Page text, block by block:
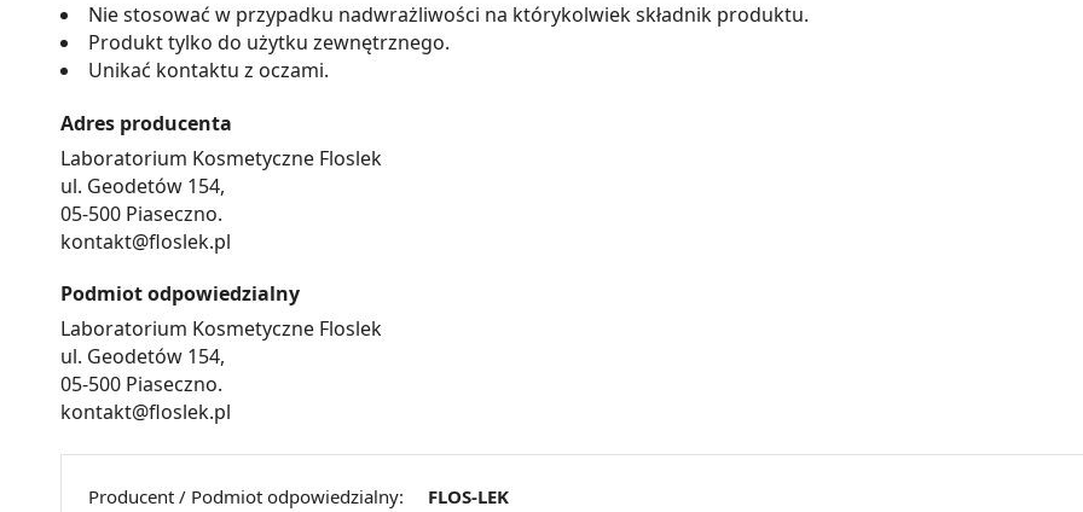
Nie stosować w przypadku nadwrażliwości na którykolwiek składnik produktu.
Produkt tylko do użytku zewnętrznego.
Unikać kontaktu z oczami.
Adres producenta
Laboratorium Kosmetyczne Floslek
ul. Geodetów 154,
05-500 Piaseczno.
kontakt@floslek.pl
Podmiot odpowiedzialny
Laboratorium Kosmetyczne Floslek
ul. Geodetów 154,
05-500 Piaseczno.
kontakt@floslek.pl
Producent / Podmiot odpowiedzialny:
FLOS-LEK